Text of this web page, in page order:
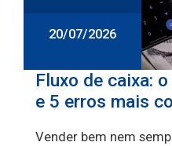
20/07/2026
Fluxo de caixa:
e 5 erros mais
Vender bem nem